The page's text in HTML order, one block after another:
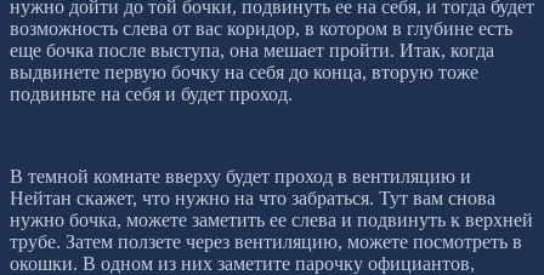
нужно дойти до той бочки, подвинуть ее на себя, и тогда будет
возможность слева от вас коридор, в котором в глубине есть
еще бочка после выступа, она мешает пройти. Итак, когда
выдвинете первую бочку на себя до конца, вторую тоже
подвиньте на себя и будет проход.
В темной комнате вверху будет проход в вентиляцию и
Нейтан скажет, что нужно на что забраться. Тут вам снова
нужно бочка, можете заметить ее слева и подвинуть к верхней
трубе. Затем ползете через вентиляцию, можете посмотреть в
окошки. В одном из них заметите парочку официантов,